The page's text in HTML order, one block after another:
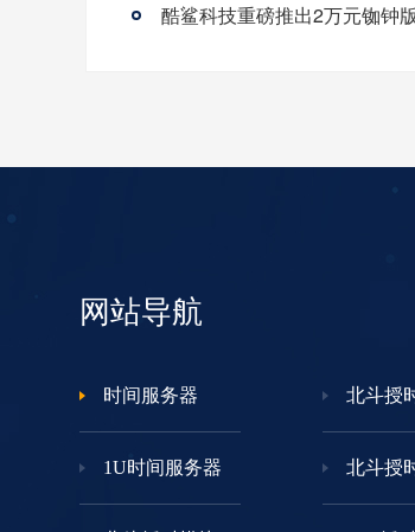
酷鲨科技重磅推出2万元铷钟
网站导航
时间服务器 北斗授
1U时间服务器 北斗授